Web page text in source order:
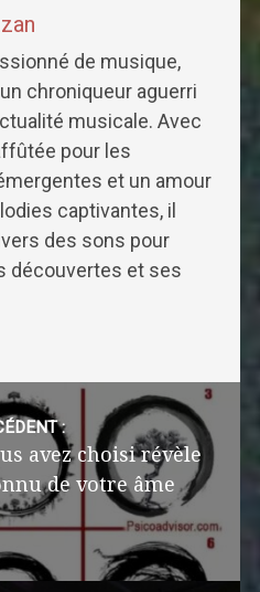
de musique,
chroniqueur aguerri
musicale. Avec
pour les
et un amour
captivantes, il
des sons pour
découvertes et ses
:
avez choisi révèle
de votre âme